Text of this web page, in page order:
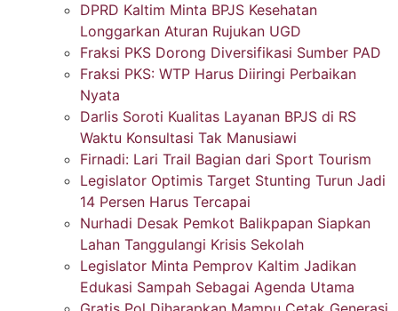
DPRD Kaltim Minta BPJS Kesehatan
Longgarkan Aturan Rujukan UGD
Fraksi PKS Dorong Diversifikasi Sumber PAD
Fraksi PKS: WTP Harus Diiringi Perbaikan
Nyata
Darlis Soroti Kualitas Layanan BPJS di RS
Waktu Konsultasi Tak Manusiawi
Firnadi: Lari Trail Bagian dari Sport Tourism
Legislator Optimis Target Stunting Turun Jadi
14 Persen Harus Tercapai
Nurhadi Desak Pemkot Balikpapan Siapkan
Lahan Tanggulangi Krisis Sekolah
Legislator Minta Pemprov Kaltim Jadikan
Edukasi Sampah Sebagai Agenda Utama